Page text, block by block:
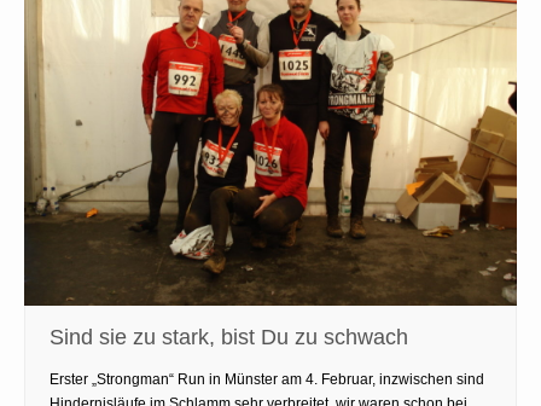
Sind sie zu stark, bist Du zu schwach
Erster „Strongman“ Run in Münster am 4. Februar, inzwischen sind